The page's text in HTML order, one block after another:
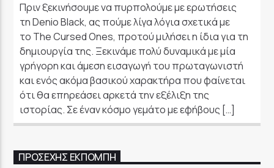
Πριν ξεκινήσουμε να πυρπολούμε με ερωτήσεις
τη Denio Black, ας πούμε λίγα λόγια σχετικά με
το The Cursed Ones, προτού μιλήσει η ίδια για τη
δημιουργία της. Ξεκινάμε πολύ δυναμικά με μία
γρήγορη και άμεση εισαγωγή του πρωταγωνιστή
και ενός ακόμα βασικού χαρακτήρα που φαίνεται
ότι θα επηρεάσει αρκετά την εξέλιξη της
ιστορίας. Σε έναν κόσμο γεμάτο με εφήβους […]
ΠΡΟΣΕΧΉΣ ΕΚΠΟΜΠΉ